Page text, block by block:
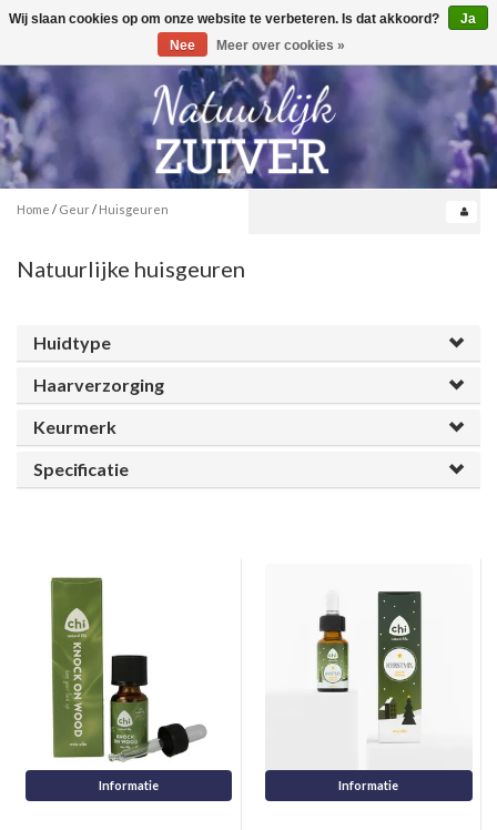
Toggle
0
Home / Geur/ Huisgeuren
Natuurlijke huisgeuren
Huidtype
Haarverzorging
Keurmerk
Specificatie
Informatie Informatie
Wij slaan cookies op om onze website te verbeteren. Is dat akkoord?
Ja
Nee
Meer over cookies »